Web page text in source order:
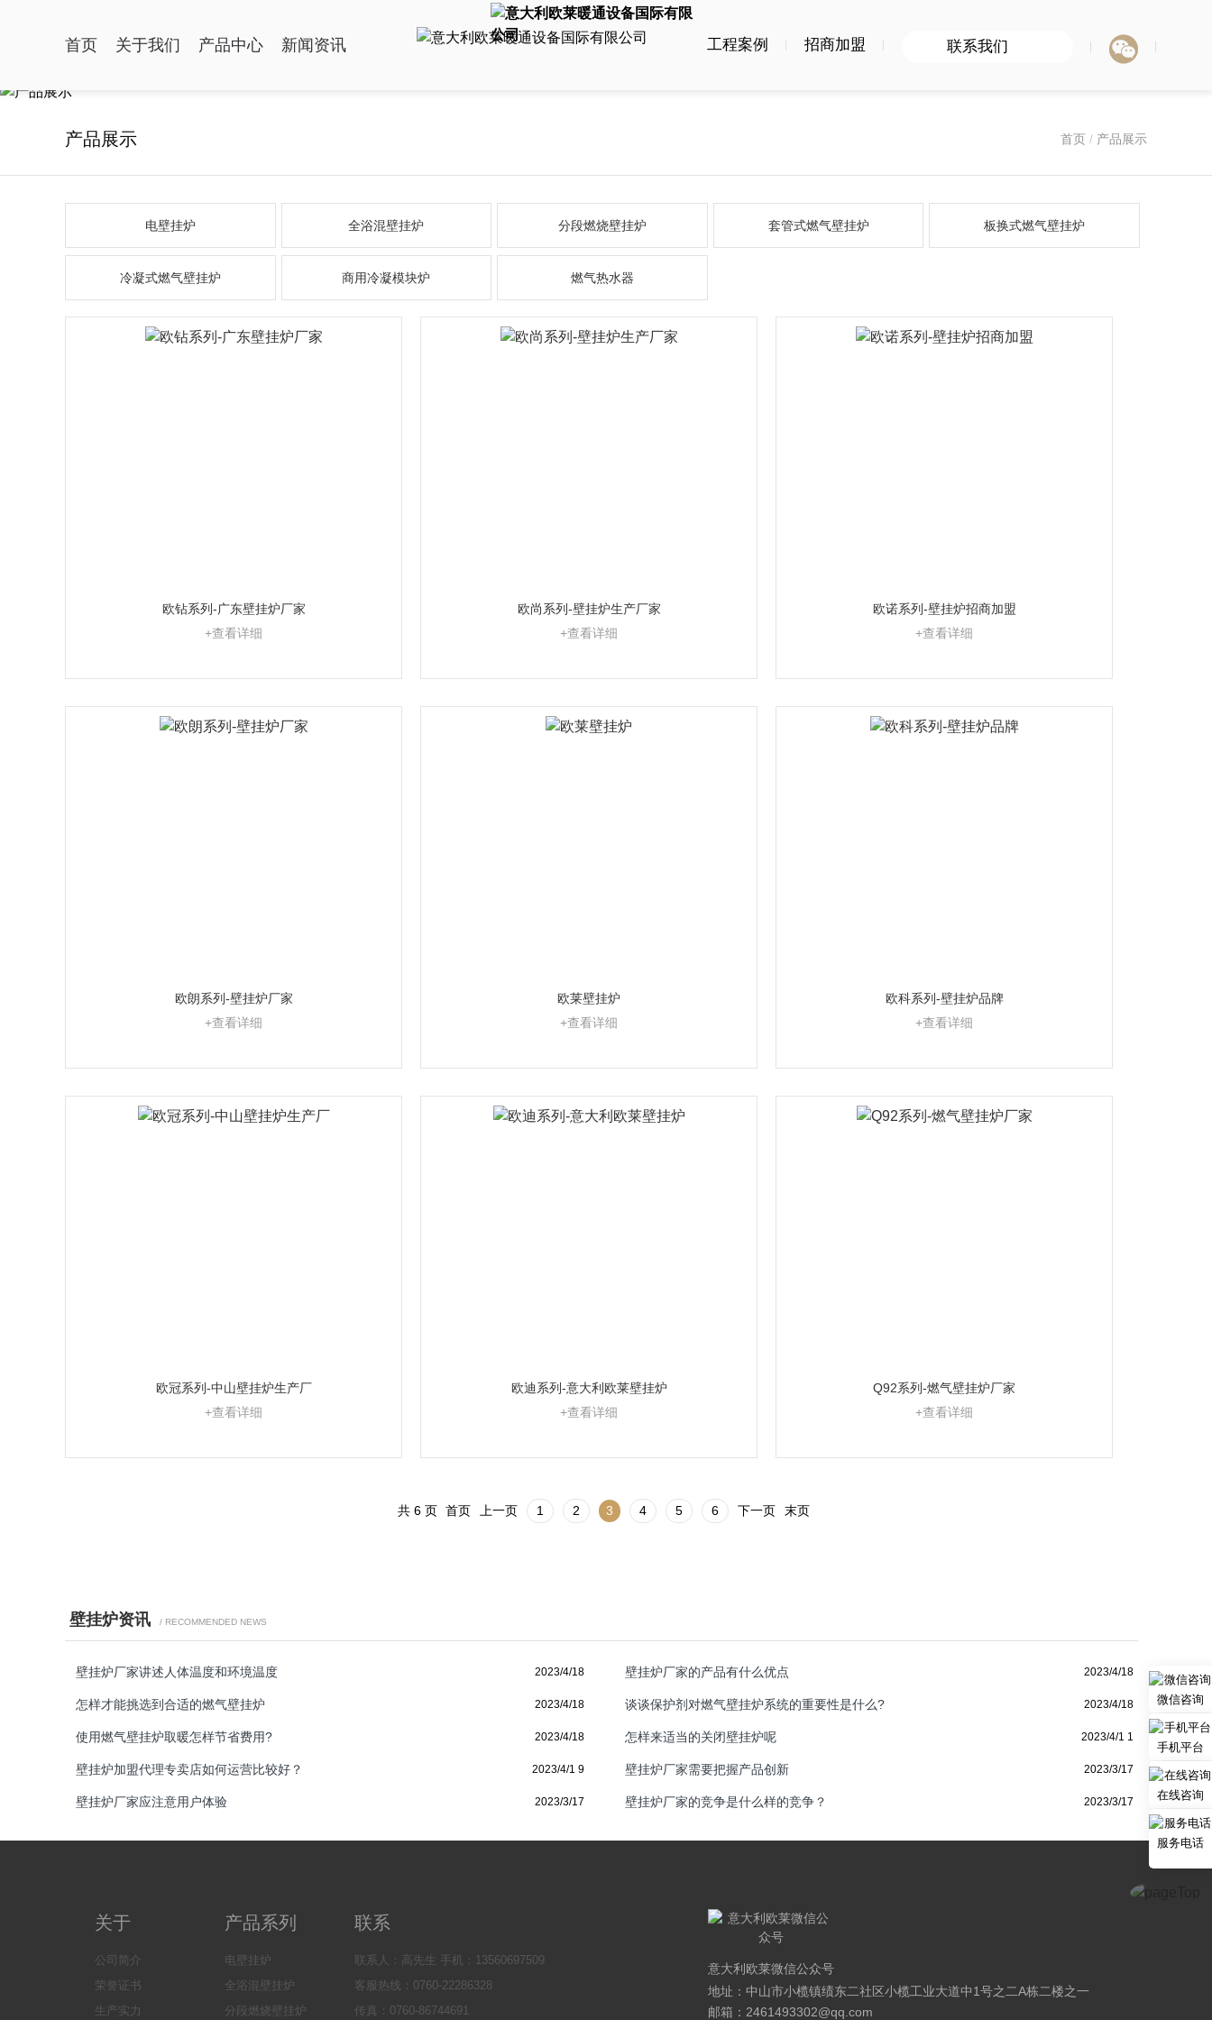
首页 关于我们 产品中心 新闻资讯 工程案例 招商加盟 联系我们 
产品展示 首页 / 产品展示
电壁挂炉 全浴混壁挂炉 分段燃烧壁挂炉 套管式燃气壁挂炉 板换式燃气壁挂炉
冷凝式燃气壁挂炉 商用冷凝模块炉 燃气热水器
欧钻系列-广东壁挂炉厂家
+查看详细
欧尚系列-壁挂炉生产厂家
+查看详细
欧诺系列-壁挂炉招商加盟
+查看详细
欧朗系列-壁挂炉厂家
+查看详细
欧莱壁挂炉
+查看详细
欧科系列-壁挂炉品牌
+查看详细
欧冠系列-中山壁挂炉生产厂
+查看详细
欧迪系列-意大利欧莱壁挂炉
+查看详细
Q92系列-燃气壁挂炉厂家
+查看详细
共 6 页 首页 上一页 1 2 3 4 5 6 下一页 末页
壁挂炉资讯 / RECOMMENDED NEWS
2023/4/18
壁挂炉厂家讲述人体温度和环境温度 2023/4/18
壁挂炉厂家的产品有什么优点
2023/4/18
怎样才能挑选到合适的燃气壁挂炉 2023/4/18
谈谈保护剂对燃气壁挂炉系统的重要性是什么?
2023/4/18
使用燃气壁挂炉取暖怎样节省费用? 2023/4/1 1
怎样来适当的关闭壁挂炉呢
2023/4/1 9
壁挂炉加盟代理专卖店如何运营比较好？ 2023/3/17
壁挂炉厂家需要把握产品创新
2023/3/17
壁挂炉厂家应注意用户体验 2023/3/17
壁挂炉厂家的竞争是什么样的竞争？
意大利欧莱微信公众号
地址：中山市小榄镇绩东二社区小榄工业大道中1号之二A栋二楼之一
邮箱： 2461493302@qq.com
关于
公司简介
荣誉证书
生产实力
产品系列
电壁挂炉
全浴混壁挂炉
分段燃烧壁挂炉
联系
联系人：高先生 手机：13560697509
客服热线：0760-22286328
传真：0760-86744691
微信咨询
手机平台
在线咨询
服务电话